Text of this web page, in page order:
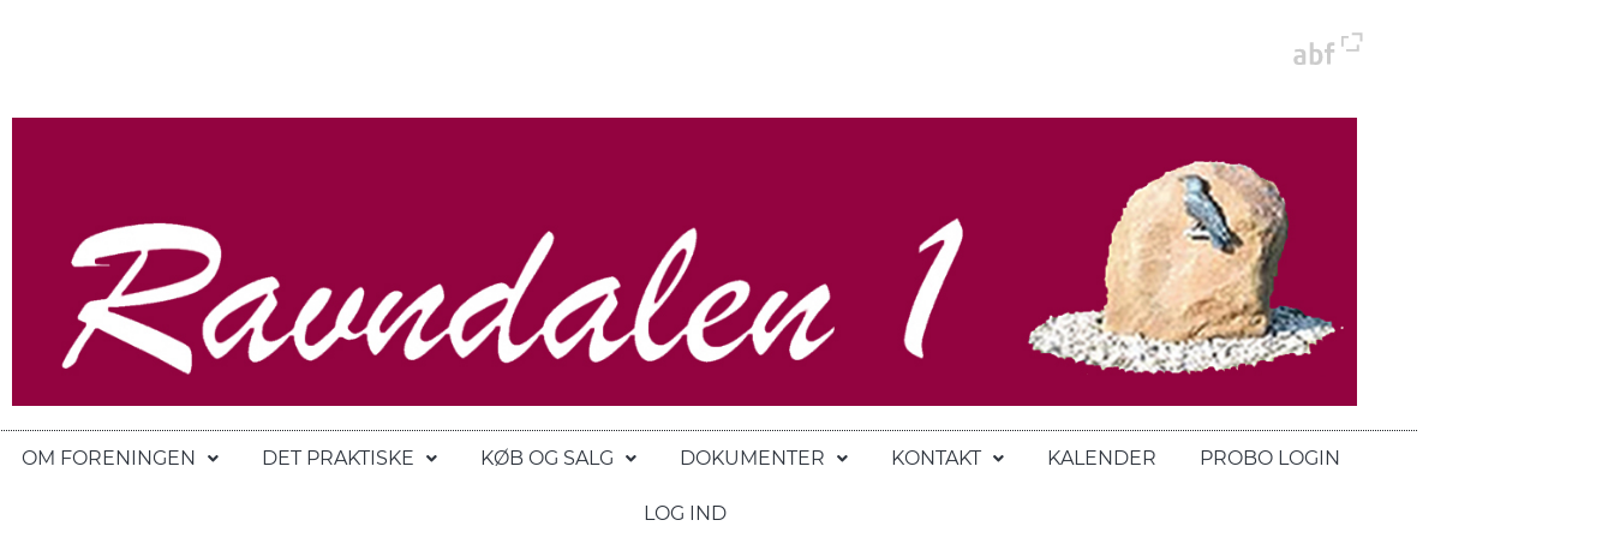
OM FORENINGEN DET PRAKTISKE KØB OG SALG DOKUMENTER KONTAKT KALENDER PROBO LOGIN
LOG IND